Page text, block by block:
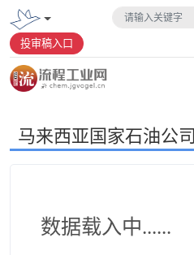
投审稿入口
马来西亚国家石油公司
数据载入中......